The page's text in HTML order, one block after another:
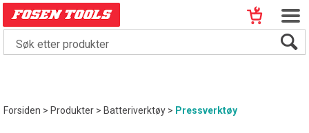
Forsiden>Produkter>Batteriverktøy> Pressverktøy